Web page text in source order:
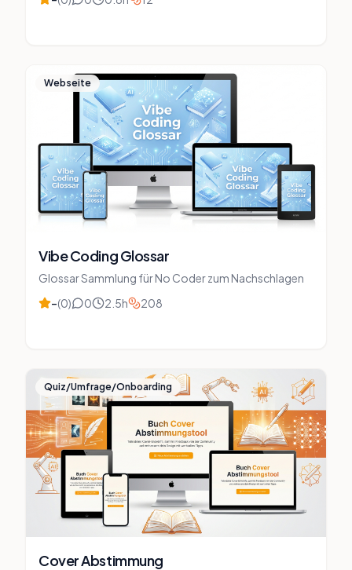
Webseite
Vibe Coding Glossar
Glossar Sammlung für No Coder zum Nachschlagen
–(0) 0 2.5h 208
Quiz/Umfrage/Onboarding
Cover Abstimmung